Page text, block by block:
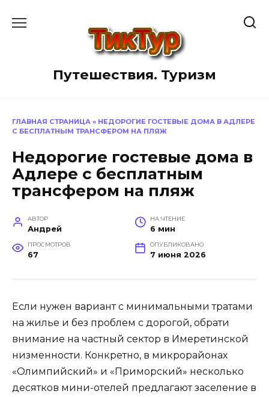
Путешествия. Туризм
ГЛАВНАЯ СТРАНИЦА » НЕДОРОГИЕ ГОСТЕВЫЕ ДОМА В АДЛЕРЕ
С БЕСПЛАТНЫМ ТРАНСФЕРОМ НА ПЛЯЖ
Недорогие гостевые дома в
Адлере с бесплатным
трансфером на пляж
АВТОР
Андрей
НА ЧТЕНИЕ
6 мин
ПРОСМОТРОВ
67
ОПУБЛИКОВАНО
7 июня 2026
Если нужен вариант с минимальными тратами
на жилье и без проблем с дорогой, обрати
внимание на частный сектор в Имеретинской
низменности. Конкретно, в микрорайонах
«Олимпийский» и «Приморский» несколько
десятков мини-отелей предлагают заселение в